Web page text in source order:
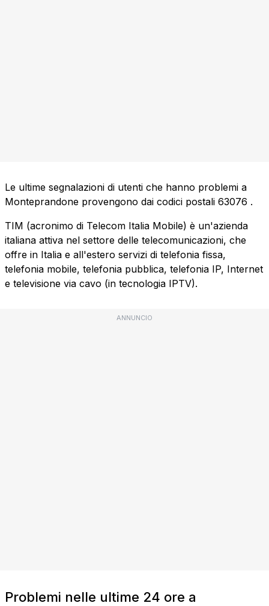
Le ultime segnalazioni di utenti che hanno problemi a
Monteprandone provengono dai codici postali 63076 .
TIM (acronimo di Telecom Italia Mobile) è un'azienda
italiana attiva nel settore delle telecomunicazioni, che
offre in Italia e all'estero servizi di telefonia fissa,
telefonia mobile, telefonia pubblica, telefonia IP, Internet
e televisione via cavo (in tecnologia IPTV).
ANNUNCIO
Problemi nelle ultime 24 ore a